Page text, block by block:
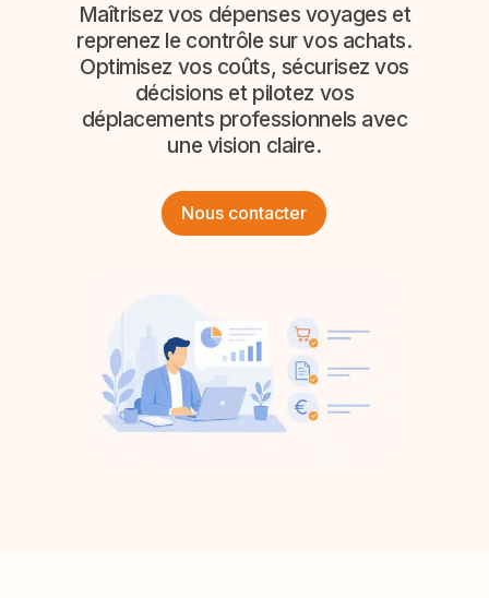
Maîtrisez vos dépenses voyages et
reprenez le contrôle sur vos achats.
Optimisez vos coûts, sécurisez vos
décisions et pilotez vos
déplacements professionnels avec
une vision claire.
Nous contacter